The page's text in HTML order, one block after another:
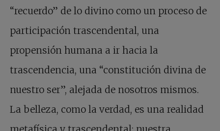
“recuerdo” de lo divino como un proceso de
participación trascendental, una
propensión humana a ir hacia la
trascendencia, una “constitución divina de
nuestro ser”, alejada de nosotros mismos.
La belleza, como la verdad, es una realidad